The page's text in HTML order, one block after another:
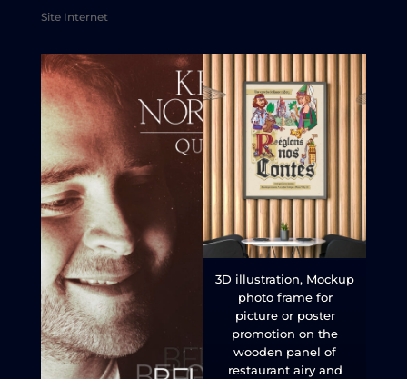
Site Internet
3D illustration, Mockup
photo frame for
picture or poster
promotion on the
wooden panel of
restaurant airy and